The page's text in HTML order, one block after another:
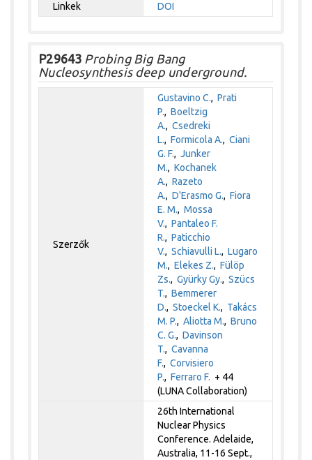
Linkek
DOI
P29643 Probing Big Bang
Nucleosynthesis deep underground.
Szerzők
Gustavino C.,Prati
P.,Boeltzig
A.,Csedreki
L.,Formicola A.,Ciani
G. F.,Junker
M.,Kochanek
A.,Razeto
A.,D'Erasmo G.,Fiora
E. M.,Mossa
V.,Pantaleo F.
R.,Paticchio
V.,Schiavulli L.,Lugaro
M.,Elekes Z.,Fülöp
Zs.,Gyürky Gy.,Szücs
T.,Bemmerer
D.,Stoeckel K., Takács
M. P.,Aliotta M.,Bruno
C. G.,Davinson
T.,Cavanna
F.,Corvisiero
P.,Ferraro F. + 44
(LUNA Collaboration)
26th International
Nuclear Physics
Conference. Adelaide,
Australia, 11-16 Sept.,